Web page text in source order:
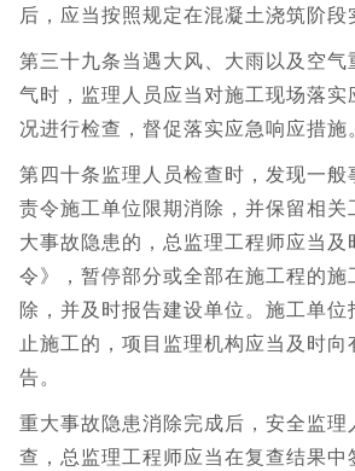
后，应当按照规定在混凝土浇筑阶段
第三十九条当遇大风、大雨以及空气
气时，监理人员应当对施工现场落
况进行检查，督促落实应急响应措施。
第四十条监理人员检查时，发现一般
责令施工单位限期消除，并保留相关
大事故隐患的，总监理工程师应当
令》，暂停部分或全部在施工程的施
除，并及时报告建设单位。施工单
止施工的，项目监理机构应当及时向
告。
重大事故隐患消除完成后，安全监理
查，总监理工程师应当在复查结果中